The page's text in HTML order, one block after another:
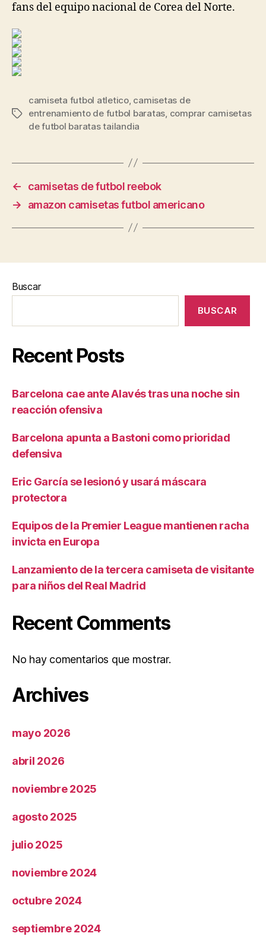
fans del equipo nacional de Corea del Norte.
Etiquetas
camiseta futbol atletico, camisetas de
entrenamiento de futbol baratas comprar camisetas
de futbol baratas tailandia
←
camisetas de futbol reebok
→
amazon camisetas futbol americano
Buscar
BUSCAR
Recent Posts
Barcelona cae ante Alavés tras una noche sin
reacción ofensiva
Barcelona apunta a Bastoni como prioridad
defensiva
Eric García se lesionó y usará máscara
protectora
Equipos de la Premier League mantienen racha
invicta en Europa
Lanzamiento de la tercera camiseta de visitante
para niños del Real Madrid
Recent Comments
No hay comentarios que mostrar.
Archives
mayo 2026
abril 2026
noviembre 2025
agosto 2025
julio 2025
noviembre 2024
octubre 2024
septiembre 2024